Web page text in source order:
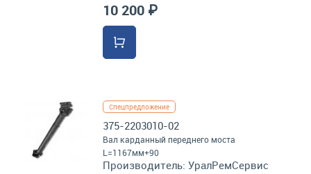
10 200 ₽
Спецпредложение
375-2203010-02
Вал карданный переднего моста
L=1167мм+90
Производитель: УралРемСервис